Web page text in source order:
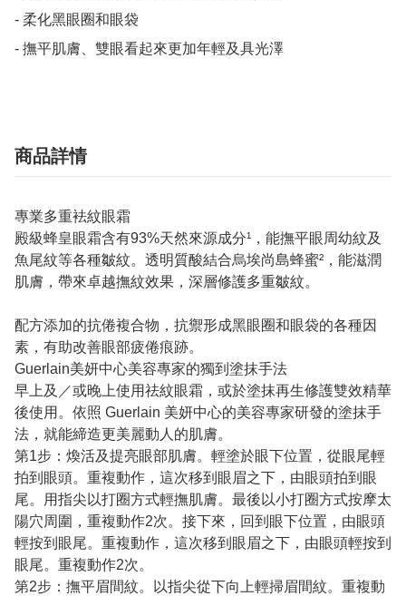
- 柔化黑眼圈和眼袋
- 撫平肌膚、雙眼看起來更加年輕及具光澤
商品詳情
專業多重袪紋眼霜
殿級蜂皇眼霜含有93%天然來源成分¹，能撫平眼周幼紋及
魚尾紋等各種皺紋。透明質酸結合烏埃尚島蜂蜜²，能滋潤
肌膚，帶來卓越撫紋效果，深層修護多重皺紋。
配方添加的抗倦複合物，抗禦形成黑眼圈和眼袋的各種因
素，有助改善眼部疲倦痕跡。
Guerlain美妍中心美容專家的獨到塗抹手法
早上及／或晚上使用祛紋眼霜，或於塗抹再生修護雙效精華
後使用。依照 Guerlain 美妍中心的美容專家研發的塗抹手
法，就能締造更美麗動人的肌膚。
第1步：煥活及提亮眼部肌膚。輕塗於眼下位置，從眼尾輕
拍到眼頭。重複動作，這次移到眼眉之下，由眼頭拍到眼
尾。用指尖以打圈方式輕撫肌膚。最後以小打圈方式按摩太
陽穴周圍，重複動作2次。接下來，回到眼下位置，由眼頭
輕按到眼尾。重複動作，這次移到眼眉之下，由眼頭輕按到
眼尾。重複動作2次。
第2步：撫平眉間紋。以指尖從下向上輕掃眉間紋。重複動